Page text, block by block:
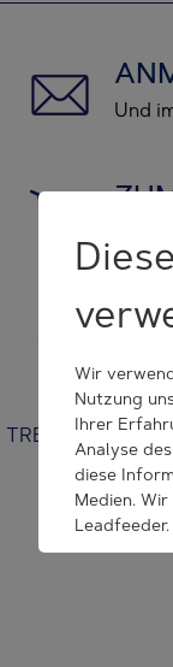
Und
TRESU |
Wir
Nutzung
Ihrer
Analyse
diese
Medien.
Leadfeeder.